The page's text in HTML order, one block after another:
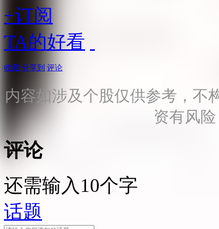
+订阅
TA的好看
收藏 分享到 评论
内容如涉及个股仅供参考，不
资有风
评论
还需输入10个字
话题